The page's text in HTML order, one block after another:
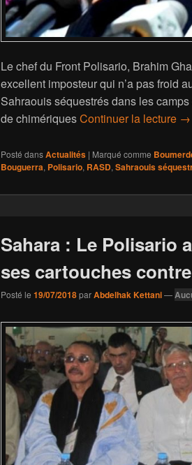
Le chef du Front Polisario, Brahim
excellent imposteur qui n’a pas froid
Sahraouis séquestrés dans les
de chimériquesContinuer la lecture →
Posté dansActualités | Marqué comme
Bouguerra, Polisario, RASD, Sahraouis
Sahara : Le Polisario
ses cartouches
Posté le 19/07/2018parAbdelhak Kettani—